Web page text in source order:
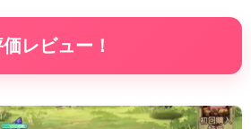
レビュー！